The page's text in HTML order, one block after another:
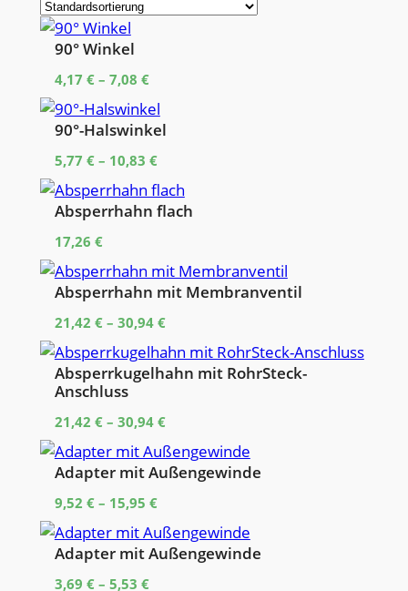
90° Winkel
4,17 €– 7,08 €
90°-Halswinkel
5,77 €– 10,83 €
Absperrhahn flach
17,26 €
Absperrhahn mit Membranventil
21,42 €– 30,94 €
Absperrkugelhahn mit RohrSteck-
Anschluss
21,42 €– 30,94 €
Adapter mit Außengewinde
9,52 €– 15,95 €
Adapter mit Außengewinde
3,69 €– 5,53 €